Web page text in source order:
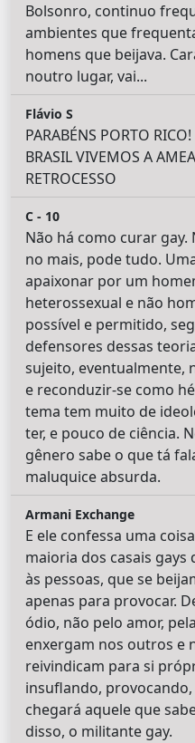
Bolsonro, continuo
ambientes que
homens que beijava.
noutro lugar, vai...
Flávio S
PARABÉNS PORTO
BRASIL VIVEMOS A
RETROCESSO
C - 10
Não há como curar gay.
no mais, pode tudo.
apaixonar por um
heterossexual e não
possível e permitido,
defensores dessas
sujeito, eventualmente,
e reconduzir-se como
tema tem muito de
ter, e pouco de ciência.
gênero sabe o que tá
maluquice absurda.
Armani Exchange
E ele confessa uma
maioria dos casais
às pessoas, que se
apenas para provocar.
ódio, não pelo amor,
enxergam nos outros e
reivindicam para si
insuflando,
chegará aquele que
disso, o militante gay.